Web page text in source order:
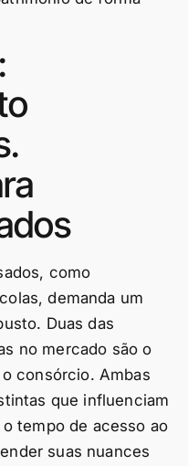
como
demanda um
Duas das
no mercado são o
consórcio. Ambas
que influenciam
tempo de acesso ao
suas nuances